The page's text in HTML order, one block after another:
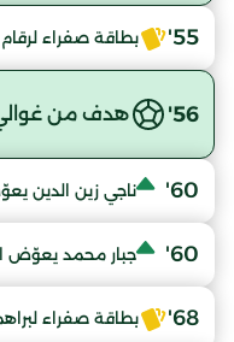
55' بطاقة صفراء
56' هدف من غوالي
60' ناجي زين الدين
60' جبار محمد يعوّض
68' بطاقة صفراء